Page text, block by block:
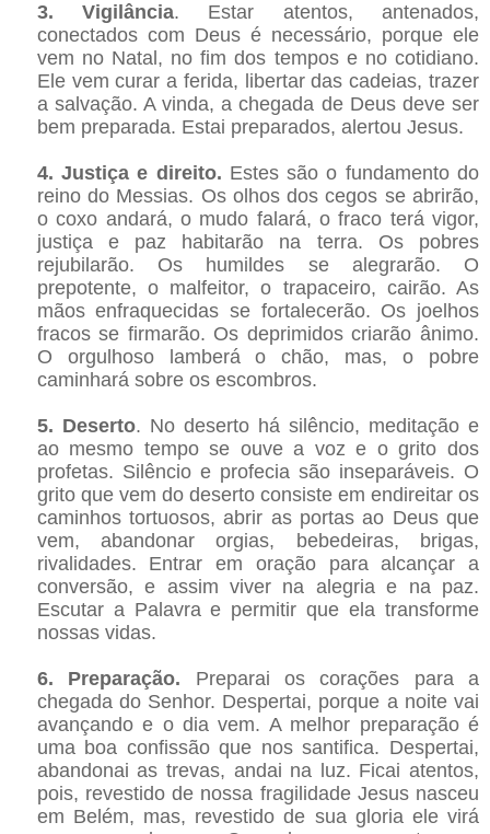
3. Vigilância. Estar atentos, antenados,
conectados com Deus é necessário, porque ele
vem no Natal, no fim dos tempos e no cotidiano.
Ele vem curar a ferida, libertar das cadeias, trazer
a salvação. A vinda, a chegada de Deus deve ser
bem preparada. Estai preparados, alertou Jesus.
4. Justiça e direito. Estes são o fundamento do
reino do Messias. Os olhos dos cegos se abrirão,
o coxo andará, o mudo falará, o fraco terá vigor,
justiça e paz habitarão na terra. Os pobres
rejubilarão. Os humildes se alegrarão. O
prepotente, o malfeitor, o trapaceiro, cairão. As
mãos enfraquecidas se fortalecerão. Os joelhos
fracos se firmarão. Os deprimidos criarão ânimo.
O orgulhoso lamberá o chão, mas, o pobre
caminhará sobre os escombros.
5. Deserto. No deserto há silêncio, meditação e
ao mesmo tempo se ouve a voz e o grito dos
profetas. Silêncio e profecia são inseparáveis. O
grito que vem do deserto consiste em endireitar os
caminhos tortuosos, abrir as portas ao Deus que
vem, abandonar orgias, bebedeiras, brigas,
rivalidades. Entrar em oração para alcançar a
conversão, e assim viver na alegria e na paz.
Escutar a Palavra e permitir que ela transforme
nossas vidas.
6. Preparação. Preparai os corações para a
chegada do Senhor. Despertai, porque a noite vai
avançando e o dia vem. A melhor preparação é
uma boa confissão que nos santifica. Despertai,
abandonai as trevas, andai na luz. Ficai atentos,
pois, revestido de nossa fragilidade Jesus nasceu
em Belém, mas, revestido de sua gloria ele virá